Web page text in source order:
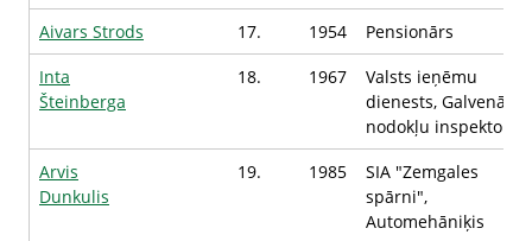
Aivars Strods
17. 1954
Pensionārs
Inta
Šteinberga
18. 1967
Valsts ieņēmu
dienests, Galvenā
nodokļu inspektore
Arvis
Dunkulis
19. 1985
SIA "Zemgales
spārni",
Automehāniķis